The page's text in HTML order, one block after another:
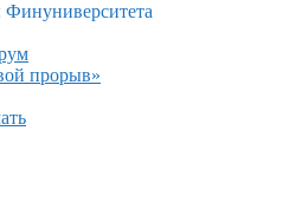
Финуниверситета
прорыв»